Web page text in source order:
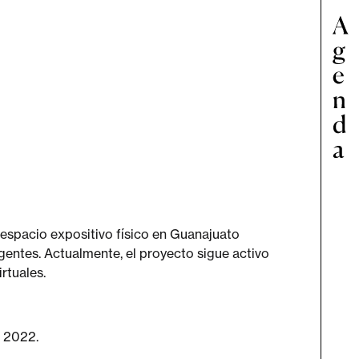
expositivo físico en Guanajuato
Actualmente, el proyecto sigue activo
2022.